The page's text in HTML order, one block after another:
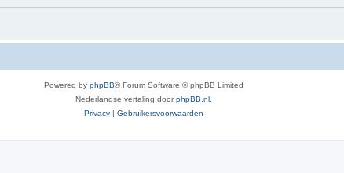
Powered by phpBB® Forum Software © phpBB Limited
Nederlandse vertaling doorphpBB.nl
Privacy | Gebruikersvoorwaarden